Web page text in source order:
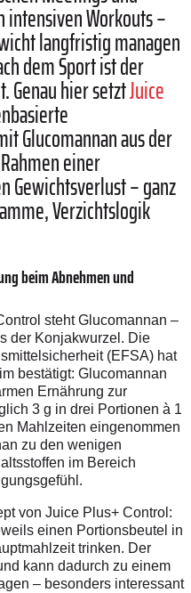
Workouts –
langfristig managen
dem Sport ist der
Genau hier setztJuice
Glucomannan aus der
einer
Gewichtsverlust – ganz
Verzichtslogik
beim Abnehmen und
steht Glucomannan –
der Konjakwurzel. Die
(EFSA) hat
bestätigt: Glucomannan
Ernährung zur
3 g in drei Portionen à 1
Mahlzeiten eingenommen
zu den wenigen
im Bereich
von Juice Plus+ Control:
einen Portionsbeutel in
trinken. Der
kann dadurch zu einem
– besonders interessant